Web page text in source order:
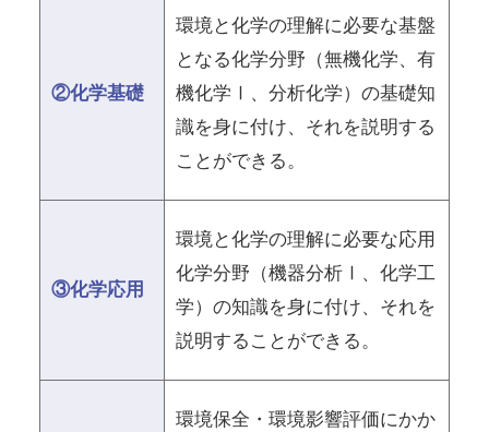
②化学基礎
環境と化学の理解に必要な基盤
となる化学分野（無機化学、有
機化学Ⅰ、分析化学）の基礎知
識を身に付け、それを説明する
ことができる。
③化学応用
環境と化学の理解に必要な応用
化学分野（機器分析Ⅰ、化学工
学）の知識を身に付け、それを
説明することができる。
環境保全・環境影響評価にかか